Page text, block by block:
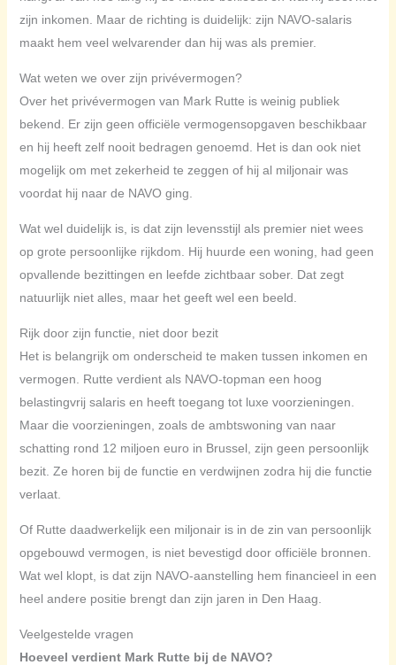
zijn inkomen. Maar de richting is duidelijk: zijn NAVO-salaris
maakt hem veel welvarender dan hij was als premier.
Wat weten we over zijn privévermogen?
Over het privévermogen van Mark Rutte is weinig publiek
bekend. Er zijn geen officiële vermogensopgaven beschikbaar
en hij heeft zelf nooit bedragen genoemd. Het is dan ook niet
mogelijk om met zekerheid te zeggen of hij al miljonair was
voordat hij naar de NAVO ging.
Wat wel duidelijk is, is dat zijn levensstijl als premier niet wees
op grote persoonlijke rijkdom. Hij huurde een woning, had geen
opvallende bezittingen en leefde zichtbaar sober. Dat zegt
natuurlijk niet alles, maar het geeft wel een beeld.
Rijk door zijn functie, niet door bezit
Het is belangrijk om onderscheid te maken tussen inkomen en
vermogen. Rutte verdient als NAVO-topman een hoog
belastingvrij salaris en heeft toegang tot luxe voorzieningen.
Maar die voorzieningen, zoals de ambtswoning van naar
schatting rond 12 miljoen euro in Brussel, zijn geen persoonlijk
bezit. Ze horen bij de functie en verdwijnen zodra hij die functie
verlaat.
Of Rutte daadwerkelijk een miljonair is in de zin van persoonlijk
opgebouwd vermogen, is niet bevestigd door officiële bronnen.
Wat wel klopt, is dat zijn NAVO-aanstelling hem financieel in een
heel andere positie brengt dan zijn jaren in Den Haag.
Veelgestelde vragen
Hoeveel verdient Mark Rutte bij de NAVO?